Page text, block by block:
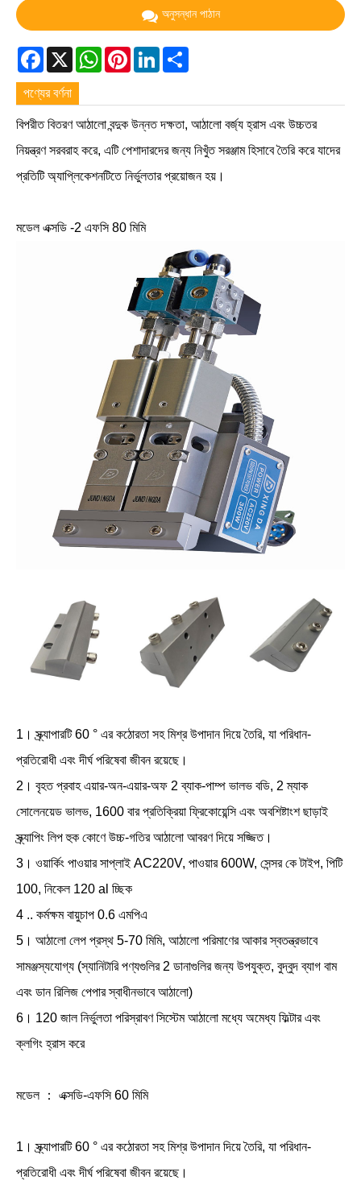
অনুসন্ধান পাঠান
Facebook
X WhatsApp
PinterestLinkedIn
পণ্যের বর্ণনা
বিপরীত বিতরণ আঠালো বন্দুক উন্নত দক্ষতা, আঠালো বর্জ্য হ্রাস এবং উচ্চতর
নিয়ন্ত্রণ সরবরাহ করে, এটি পেশাদারদের জন্য নিখুঁত সরঞ্জাম হিসাবে তৈরি করে যাদের
প্রতিটি অ্যাপ্লিকেশনটিতে নির্ভুলতার প্রয়োজন হয়।
মডেল এক্সডি -2 এফসি 80 মিমি
1। স্ক্র্যাপারটি 60 ° এর কঠোরতা সহ মিশ্র উপাদান দিয়ে তৈরি, যা পরিধান-
প্রতিরোধী এবং দীর্ঘ পরিষেবা জীবন রয়েছে।
2। বৃহত প্রবাহ এয়ার-অন-এয়ার-অফ 2 ব্যাক-পাম্প ভালভ বডি, 2 ম্যাক
সোলেনয়েড ভালভ, 1600 বার প্রতিক্রিয়া ফ্রিকোয়েন্সি এবং অবশিষ্টাংশ ছাড়াই
স্ক্র্যাপিং লিপ হুক কোণে উচ্চ-গতির আঠালো আবরণ দিয়ে সজ্জিত।
3। ওয়ার্কিং পাওয়ার সাপ্লাই AC220V, পাওয়ার 600W, সেন্সর কে টাইপ, পিটি
100, নিকেল 120 ​​al চ্ছিক
4 .. কর্মক্ষম বায়ুচাপ 0.6 এমপিএ
5। আঠালো লেপ প্রস্থ 5-70 মিমি, আঠালো পরিমাণের আকার স্বতন্ত্রভাবে
সামঞ্জস্যযোগ্য (স্যানিটারি পণ্যগুলির 2 ডানাগুলির জন্য উপযুক্ত, বুদ্বুদ ব্যাগ বাম
এবং ডান রিলিজ পেপার স্বাধীনভাবে আঠালো)
6। 120 জাল নির্ভুলতা পরিস্রাবণ সিস্টেম আঠালো মধ্যে অমেধ্য ফিল্টার এবং
ক্লগিং হ্রাস করে
মডেল ： এক্সডি-এফসি 60 মিমি
1। স্ক্র্যাপারটি 60 ° এর কঠোরতা সহ মিশ্র উপাদান দিয়ে তৈরি, যা পরিধান-
প্রতিরোধী এবং দীর্ঘ পরিষেবা জীবন রয়েছে।